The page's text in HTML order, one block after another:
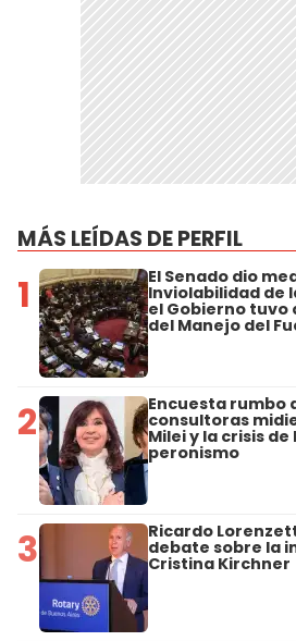
MÁS LEÍDAS DE PERFIL
1 El Senado dio
Inviolabilidad de
el Gobierno tuvo
del Manejo del
2 Encuesta rumbo
consultoras
Milei y la crisis
peronismo
3 Ricardo
debate sobre la
Cristina Kirchner